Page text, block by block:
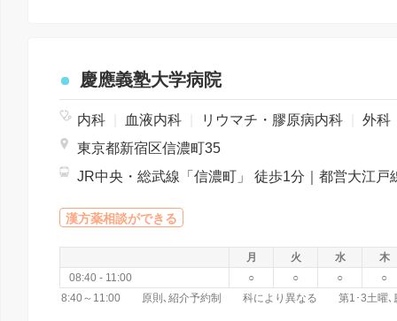
慶應義塾大学病院
内科 血液内科 リウマチ・膠原病内科
外科
東京都新宿区信濃町35
漢方薬相談ができる
月 火 水
木
08:40 - 11:00
○ ○ ○ ○